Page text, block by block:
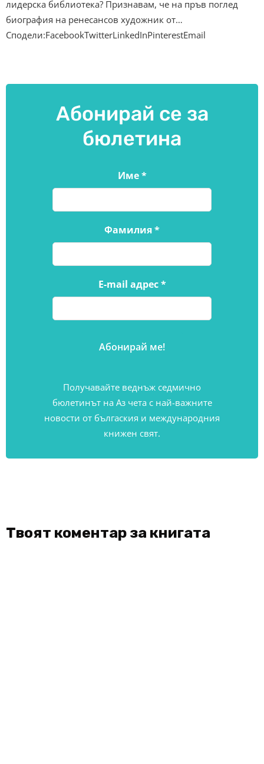
лидерска библиотека? Признавам, че на пръв поглед
биография на ренесансов художник от…
Сподели:FacebookTwitterLinkedInPinterestEmail
Абонирай се за
бюлетина
Име*
Фамилия*
E-mail адрес*
Получавайте веднъж седмично
бюлетинът на Аз чета с най-важните
новости от бългаския и международния
книжен свят.
Твоят коментар за книгата